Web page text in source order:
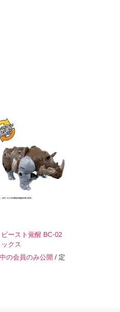
ビースト覚醒 BC-02
クス
の会員のみ公開 / 定